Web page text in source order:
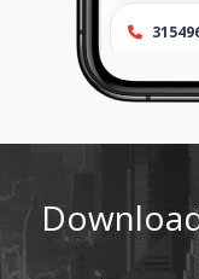
Location